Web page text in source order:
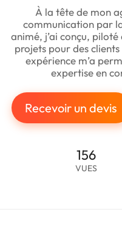
À la tête de mon
communication par
animé, j’ai conçu,
projets pour des
expérience m’a
expertise en
Recevoir un devis
156
VUES